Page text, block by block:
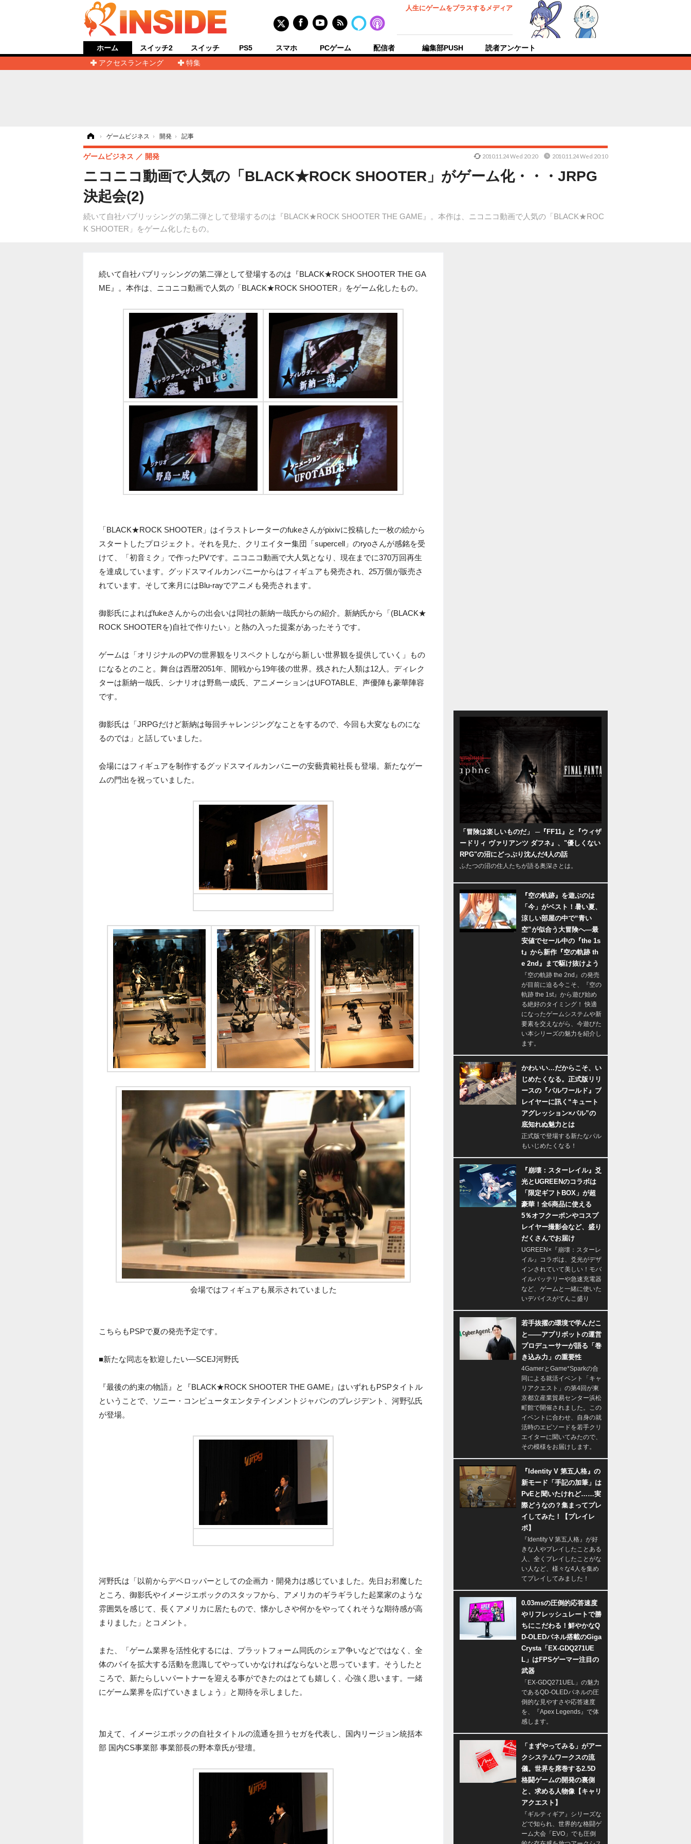
人生にゲームをプラスするメディア
ホーム
アクセスランキング
特集
スイッチ2 スイッチ PS5 スマホ PCゲーム 配信者 編集部PUSH 読者アンケート
› ゲームビジネス › 開発 › 記事
ニコニコ動画で人気の「BLACK★ROCK SHOOTER」がゲーム化・・・JRPG
決起会(2)
続いて自社パブリッシングの第二弾として登場するのは『BLACK★ROCK SHOOTER THE GAME』。本作は、ニコニコ動画で人気の「BLACK★ROC
K SHOOTER」をゲーム化したもの。
ゲームビジネス 開発 2010.11.24 Wed 20:20 2010.11.24 Wed 20:10
続いて自社パブリッシングの第二弾として登場するのは『BLACK★ROCK SHOOTER THE GA
ME』。本作は、ニコニコ動画で人気の「BLACK★ROCK SHOOTER」をゲーム化したもの。
「BLACK★ROCK SHOOTER」はイラストレーターのfukeさんがpixivに投稿した一枚の絵から
スタートしたプロジェクト。それを見た、クリエイター集団「supercell」のryoさんが感銘を受
けて、「初音ミク」で作ったPVです。ニコニコ動画で大人気となり、現在までに370万回再生
を達成しています。グッドスマイルカンパニーからはフィギュアも発売され、25万個が販売さ
れています。そして来月にはBlu-rayでアニメも発売されます。
御影氏によればfukeさんからの出会いは同社の新納一哉氏からの紹介。新納氏から「(BLACK★
ROCK SHOOTERを)自社で作りたい」と熱の入った提案があったそうです。
ゲームは「オリジナルのPVの世界観をリスペクトしながら新しい世界観を提供していく」もの
になるとのこと。舞台は西暦2051年、開戦から19年後の世界。残された人類は12人。ディレク
ターは新納一哉氏、シナリオは野島一成氏、アニメーションはUFOTABLE、声優陣も豪華陣容
です。
御影氏は「JRPGだけど新納は毎回チャレンジングなことをするので、今回も大変なものにな
るのでは」と話していました。
会場にはフィギュアを制作するグッドスマイルカンパニーの安藝貴範社長も登場。新たなゲー
ムの門出を祝っていました。
会場ではフィギュアも展示されていました
こちらもPSPで夏の発売予定です。
■新たな同志を歓迎したい―SCEJ河野氏
『最後の約束の物語』と『BLACK★ROCK SHOOTER THE GAME』はいずれもPSPタイトル
ということで、ソニー・コンピュータエンタテインメントジャパンのプレジデント、河野弘氏
が登場。
河野氏は「以前からデベロッパーとしての企画力・開発力は感じていました。先日お邪魔した
ところ、御影氏やイメージエポックのスタッフから、アメリカのギラギラした起業家のような
雰囲気を感じて、長くアメリカに居たもので、懐かしさや何かをやってくれそうな期待感が高
まりました」とコメント。
また、「ゲーム業界を活性化するには、プラットフォーム同氏のシェア争いなどではなく、全
体のパイを拡大する活動を意識してやっていかなければならないと思っています。そうしたと
ころで、新たらしいパートナーを迎える事ができたのはとても嬉しく、心強く思います。一緒
にゲーム業界を広げていきましょう」と期待を示しました。
加えて、イメージエポックの自社タイトルの流通を担うセガを代表し、国内リージョン統括本
部 国内CS事業部 事業部長の野本章氏が登壇。
「冒険は楽しいものだ」 ─『FF11』と『ウィザ
ードリィ ヴァリアンツ ダフネ』、"優しくない
RPG"の沼にどっぷり沈んだ4人の話
ふたつの沼の住人たちが語る奥深さとは。
『空の軌跡』を遊ぶのは
「今」がベスト！暑い夏、
涼しい部屋の中で“青い
空”が似合う大冒険へ―最
安値でセール中の『the 1s
t』から新作『空の軌跡 th
e 2nd』まで駆け抜けよう
『空の軌跡 the 2nd』の発売
が目前に迫る今こそ、『空の
軌跡 the 1st』から遊び始め
る絶好のタイミング！ 快適
になったゲームシステムや新
要素を交えながら、今遊びた
い本シリーズの魅力を紹介し
ます。
かわいい…だからこそ、い
じめたくなる。正式版リリ
ースの『パルワールド』プ
レイヤーに訊く“キュート
アグレッション×パル”の
底知れぬ魅力とは
正式版で登場する新たなパル
もいじめたくなる！
『崩壊：スターレイル』爻
光とUGREENのコラボは
「限定ギフトBOX」が超
豪華！全6商品に使える
5％オフクーポンやコスプ
レイヤー撮影会など、盛り
だくさんでお届け
UGREEN×『崩壊：スターレ
イル』コラボは、爻光がデザ
インされていて美しい！モバ
イルバッテリーや急速充電器
など、ゲームと一緒に使いた
いデバイスがてんこ盛り
若手抜擢の環境で学んだこ
と――アプリボットの運営
プロデューサーが語る「巻
き込み力」の重要性
4GamerとGame*Sparkの合
同による就活イベント「キャ
リアクエスト」の第4回が東
京都立産業貿易センター浜松
町館で開催されました。この
イベントに合わせ、自身の就
活時のエピソードを若手クリ
エイターに聞いてみたので、
その模様をお届けします。
『Identity V 第五人格』の
新モード「手記の加筆」は
PvEと聞いたけれど……実
際どうなの？集まってプレ
イしてみた！【プレイレ
ポ】
『Identity V 第五人格』が好
きな人やプレイしたことある
人、全くプレイしたことがな
い人など、様々な4人を集め
てプレイしてみました！
0.03msの圧倒的応答速度
やリフレッシュレートで勝
ちにこだわる！鮮やかなQ
D-OLEDパネル搭載のGiga
Crysta「EX-GDQ271UE
L」はFPSゲーマー注目の
武器
「EX-GDQ271UEL」の魅力
であるQD-OLEDパネルの圧
倒的な見やすさや応答速度
を、『Apex Legends』で体
感します。
「まずやってみる」がアー
クシステムワークスの流
儀。世界を席巻する2.5D
格闘ゲームの開発の裏側
と、求める人物像【キャリ
アクエスト】
『ギルティギア』シリーズな
どで知られ、世界的な格闘ゲ
ーム大会「EVO」でも圧倒